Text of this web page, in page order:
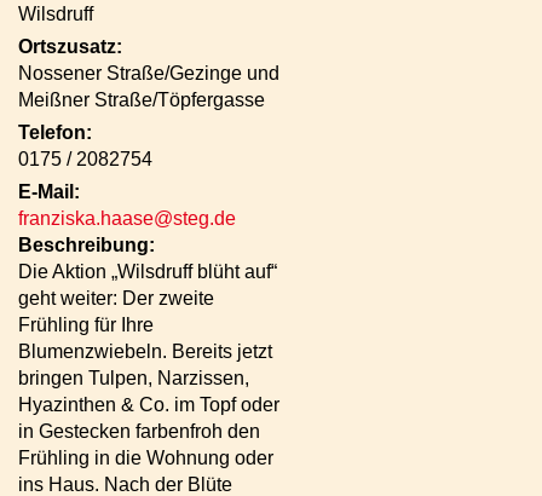
Wilsdruff
Ortszusatz:
Nossener Straße/Gezinge und
Meißner Straße/Töpfergasse
Telefon:
0175 / 2082754
E-Mail:
franziska.haase@steg.de
Beschreibung:
Die Aktion „Wilsdruff blüht auf“
geht weiter: Der zweite
Frühling für Ihre
Blumenzwiebeln. Bereits jetzt
bringen Tulpen, Narzissen,
Hyazinthen & Co. im Topf oder
in Gestecken farbenfroh den
Frühling in die Wohnung oder
ins Haus. Nach der Blüte